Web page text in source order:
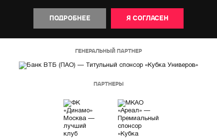
ПОДРОБНЕЕ Я СОГЛАСЕН
ГЕНЕРАЛЬНЫЙ ПАРТНЕР
ПАРТНЕРЫ